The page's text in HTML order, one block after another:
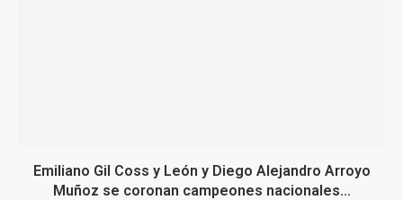
Emiliano Gil Coss y León y Diego Alejandro Arroyo
Muñoz se coronan campeones nacionales...